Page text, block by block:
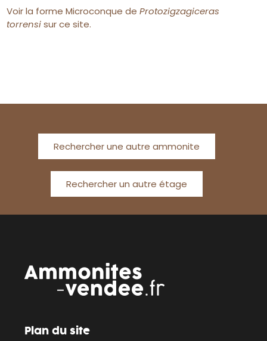
Voir la forme Microconque deProtozigzagiceras
torrensisur ce site.
Rechercher une autre ammonite
Rechercher un autre étage
Plan du site